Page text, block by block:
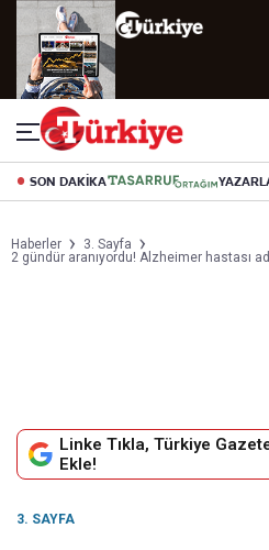
SON DAKİKA
Haberler
3. Sayfa
2 gündür aranıyordu! Alzheimer hastası
Linke Tıkla, Türkiye
Ekle!
3. SAYFA